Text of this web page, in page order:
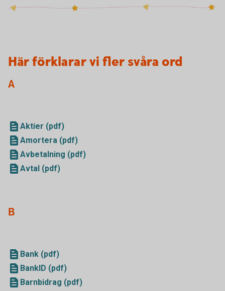
Här förklarar vi fler svåra ord
A
Aktier (pdf)
Amortera (pdf)
Avbetalning (pdf)
Avtal (pdf)
B
Bank (pdf)
BankID (pdf)
Barnbidrag (pdf)